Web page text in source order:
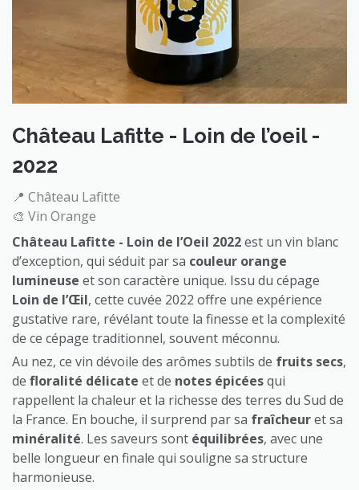
Château Lafitte - Loin de l’oeil -
2022
📍 Château Lafitte
🎨 Vin Orange
Château Lafitte - Loin de l’Oeil 2022est un vin blanc
d’exception, qui séduit par sa couleur orange
lumineuse et son caractère unique. Issu du cépage
Loin de l’Œil, cette cuvée 2022 offre une expérience
gustative rare, révélant toute la finesse et la complexité
de ce cépage traditionnel, souvent méconnu.
Au nez, ce vin dévoile des arômes subtils de fruits secs,
de floralité délicate et de notes épicéesqui
rappellent la chaleur et la richesse des terres du Sud de
la France. En bouche, il surprend par sa fraîcheuret sa
minéralité. Les saveurs sont équilibrées, avec une
belle longueur en finale qui souligne sa structure
harmonieuse.